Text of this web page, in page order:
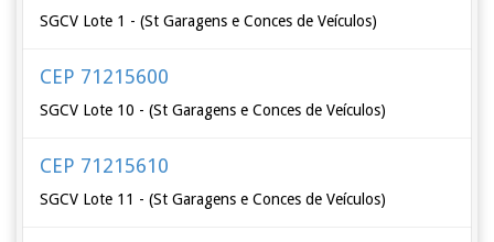
SGCV Lote 1 - (St Garagens e Conces de Veículos)
CEP 71215600
SGCV Lote 10 - (St Garagens e Conces de Veículos)
CEP 71215610
SGCV Lote 11 - (St Garagens e Conces de Veículos)